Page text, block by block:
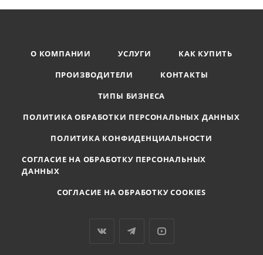
О КОМПАНИИ УСЛУГИ
КАК КУПИТЬ
ПРОИЗВОДИТЕЛИ
КОНТАКТЫ
ТИПЫ БИЗНЕСА
ПОЛИТИКА ОБРАБОТКИ ПЕРСОНАЛЬНЫХ ДАННЫХ
ПОЛИТИКА КОНФИДЕНЦИАЛЬНОСТИ
СОГЛАСИЕ НА ОБРАБОТКУ ПЕРСОНАЛЬНЫХ
ДАННЫХ
СОГЛАСИЕ НА ОБРАБОТКУ COOKIES